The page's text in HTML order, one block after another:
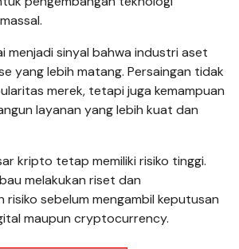
menjadi sinyal bahwa industri aset
yang lebih matang. Persaingan tidak
merek, tetapi juga kemampuan
layanan yang lebih kuat dan
kripto tetap memiliki risiko tinggi.
melakukan riset dan
risiko sebelum mengambil keputusan
maupun cryptocurrency.